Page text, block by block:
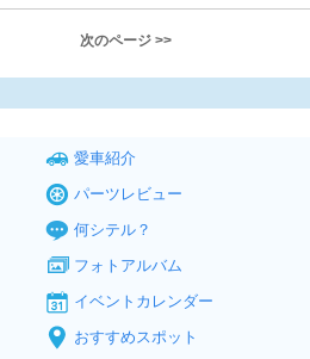
次のページ >>
愛車紹介
パーツレビュー
何シテル？
フォトアルバム
イベントカレンダー
おすすめスポット